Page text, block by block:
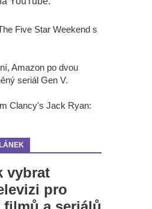
Five Star Weekend s
Amazon po dvou
seriál Gen V.
Clancy's Jack Ryan:
vybrat
pro